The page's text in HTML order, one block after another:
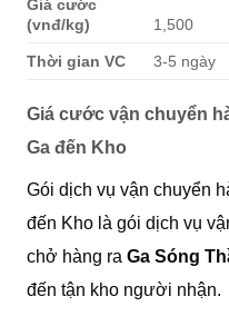
Giá cước
(vnđ/kg)
1,500
Thời gian VC 3-5 ngày
Giá cước vận chuyển
Ga đến Kho
Gói dịch vụ vận chuyển
đến Kho là gói dịch vụ
chở hàng ra Ga Sóng
đến tận kho người nhận.